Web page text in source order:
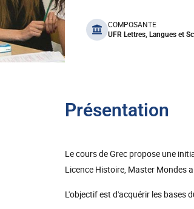
benefits
COMPOSANTE
UFR Lettres, Langues et
Présentation
Le cours de Grec propose une
Licence Histoire, Master Mondes
L'objectif est d'acquérir les bases